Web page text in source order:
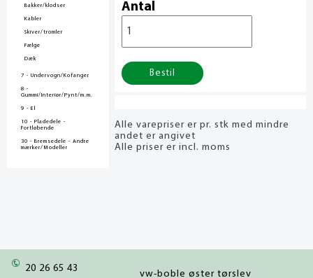
Bakker/klodser
Kabler
Skiver/tromler
Fælge
Dæk
7 - Undervogn/Kofanger
8 -
Gummi/Interiør/Pynt/m.m.
9 - El
10 - Pladedele -
Fortløbende
30 - Bremsedele - Andre
mærker/Modeller
Antal
Bestil
Alle varepriser er pr. stk med mindre
andet er angivet
Alle priser er incl. moms
20 26 65 43
vw-boble øster tørslev